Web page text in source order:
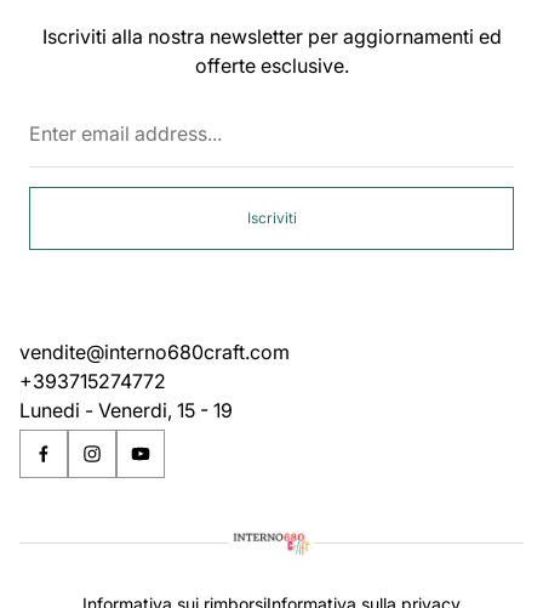
Iscriviti alla nostra newsletter per aggiornamenti ed
offerte esclusive.
Iscriviti
vendite@interno680craft.com
+393715274772
Lunedi - Venerdi, 15 - 19
Informativa sui rimborsiInformativa sulla privacy